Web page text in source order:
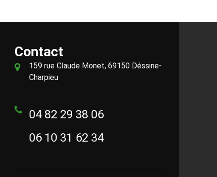
Contact
159 rue Claude Monet, 69150 Déssine-
Charpieu
04 82 29 38 06
06 10 31 62 34